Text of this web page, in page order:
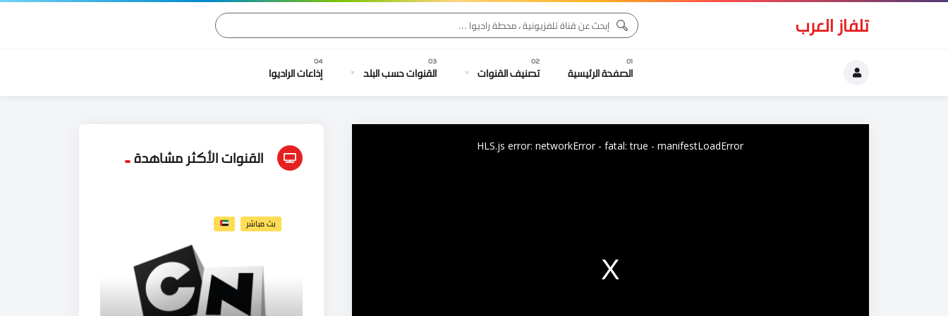
تلفاز العرب
الصفحة الرئيسية تصنيف القنوات القنوات حسب البلد إذاعات الراديوا
HLS.js error: networkError - fatal: true - manifestLoadError القنوات الأكثر مشاهدة
بث مباشر